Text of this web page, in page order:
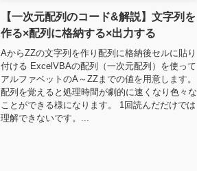
【一次元配列のコード&解説】文字列を
作る×配列に格納する×出力する
AからZZの文字列を作り配列に格納後セルに貼り
付ける ExcelVBAの配列（一次元配列）を使って
アルファベットのA～ZZまでの値を用意します。
配列を覚えると処理時間が劇的に速くなり色々な
ことができる様になります。 1回読んだだけでは
理解できないです。...